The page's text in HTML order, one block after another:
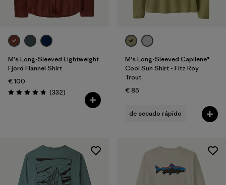
M's Long-Sleeved Lightweight
Fjord Flannel Shirt
€ 100
Puntuación: 4.7 / 5
(332Reseñas
)
M's Long-Sleeved Capilene®
Cool Sun Shirt - Fitz Roy
Trout
€ 85
de secado rápido